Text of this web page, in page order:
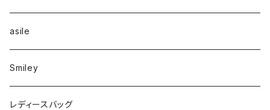
asile
Smiley
レディースバッグ